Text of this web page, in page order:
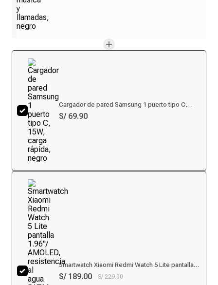
Cargador de pared Samsung 1 puerto tipo C,
15W, carga rápida, negro
S/ 69.90
Smartwatch Xiaomi Redmi Watch 5 Lite pantalla
1.96"/ AMOLED, resistencia al agua 5ATM,
llamadas bluetooth, batería hasta 18 días, modos
S/ 189.00 S/ 229.00